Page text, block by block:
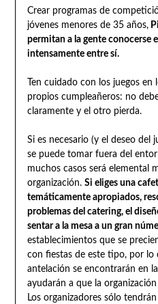
Crear programas de
jóvenes menores de 35 años,
permitan a la gente conocerse
intensamente entre sí.
Ten cuidado con los juegos
propios cumpleañeros: no
claramente y el otro pierda.
Si es necesario (y el deseo del
se puede tomar fuera del
muchos casos será elemental
organización. Si eliges una
temáticamente apropiados,
problemas del catering, el
sentar a la mesa a un gran
establecimientos que se
con fiestas de este tipo, por lo
antelación se encontrarán en
ayudarán a que la
Los organizadores sólo